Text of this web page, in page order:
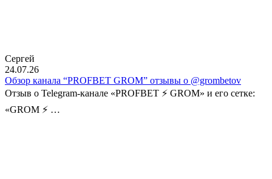
Сергей
24.07.26
Обзор канала “PROFBET GROM” отзывы о @grombetov
Отзыв о Telegram-канале «PROFBET ⚡️ GROM» и его сетке:
«GROM ⚡️ …